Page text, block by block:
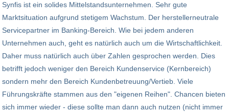
Synfis ist ein solides Mittelstandsunternehmen. Sehr gute
Marktsituation aufgrund stetigem Wachstum. Der herstellerneutrale
Servicepartner im Banking-Bereich. Wie bei jedem anderen
Unternehmen auch, geht es natürlich auch um die Wirtschaftlichkeit.
Daher muss natürlich auch über Zahlen gesprochen werden. Dies
betrifft jedoch weniger den Bereich Kundenservice (Kernbereich)
sondern mehr den Bereich Kundenbetreuung/Vertieb. Viele
Führungskräfte stammen aus den "eigenen Reihen". Chancen bieten
sich immer wieder - diese sollte man dann auch nutzen (nicht immer